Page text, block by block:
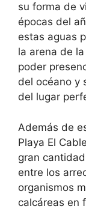
su forma de
épocas del
estas aguas
la arena de
poder
del océano y
del lugar
Además de
Playa El
gran
entre los
organismos
calcáreas en